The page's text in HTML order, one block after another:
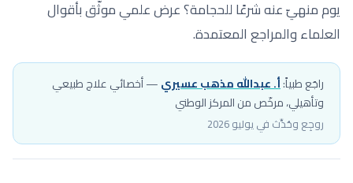
يوم منهيّ عنه شرعًا للحجامة؟ عرض علمي موثّق بأقوال
العلماء والمراجع المعتمدة.
راجَع طبياً:أ. عبدالله مذهب عسيري—أخصائي علاج طبيعي
وتأهيلي، مرخّص من المركز الوطني
روجِع وحُدِّث في يوليو 2026